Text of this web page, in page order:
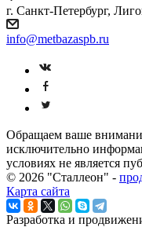
г. Санкт-Петербург,
info@metbazaspb.ru
Обращаем ваше
исключительно
условиях не является
© 2026 "Сталлеон" -
Карта сайта
Разработка и